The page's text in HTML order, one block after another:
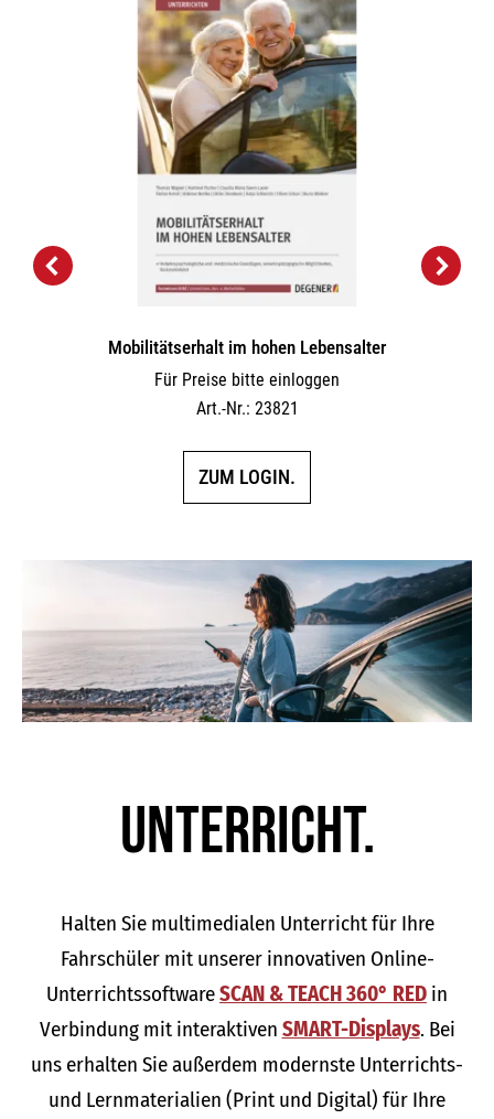
Mobilitätserhalt im hohen Lebensalter
Für Preise bitte einloggen
Art.-Nr.: 23821
ZUM LOGIN.
Unter­richt.
Halten Sie multimedialen Unterricht für Ihre
Fahrschüler mit unserer innovativen Online-
UnterrichtssoftwareSCAN & TEACH 360° RED in
Verbindung mit interaktiven SMART-Displays. Bei
uns erhalten Sie außerdem modernste Unterrichts-
und Lernmaterialien (Print und Digital) für Ihre